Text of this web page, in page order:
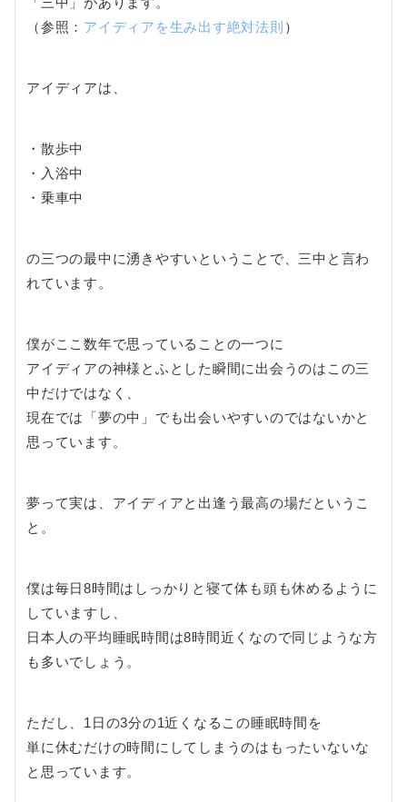
（参照： アイディアを生み出す絶対法則 ）
アイディアは、
・散歩中
・入浴中
・乗車中
の三つの最中に湧きやすいということで、三中と言わ
れています。
僕がここ数年で思っていることの一つに
アイディアの神様とふとした瞬間に出会うのはこの三
中だけではなく、
現在では「夢の中」でも出会いやすいのではないかと
思っています。
夢って実は、アイディアと出逢う最高の場だというこ
と。
僕は毎日8時間はしっかりと寝て体も頭も休めるように
していますし、
日本人の平均睡眠時間は8時間近くなので同じような方
も多いでしょう。
ただし、1日の3分の1近くなるこの睡眠時間を
単に休むだけの時間にしてしまうのはもったいないな
と思っています。